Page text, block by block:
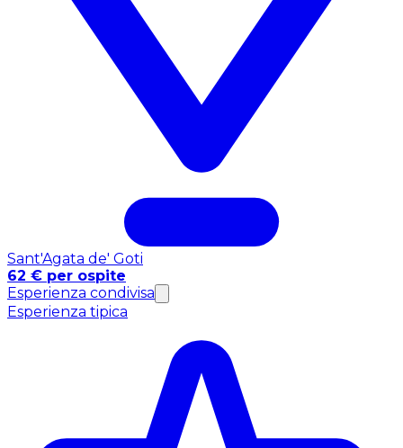
Sant'Agata de' Goti
62 € per ospite
Esperienza condivisa
Esperienza tipica